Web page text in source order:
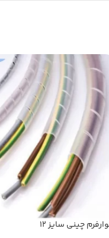
چینی سایز ۱۲